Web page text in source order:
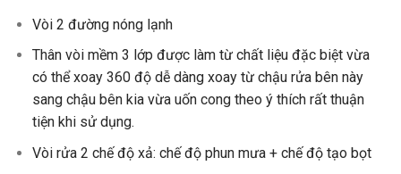
Vòi 2 đường nóng lạnh
Thân vòi mềm 3 lớp được làm từ chất liệu đặc biệt vừa
có thể xoay 360 độ dễ dàng xoay từ chậu rửa bên này
sang chậu bên kia vừa uốn cong theo ý thích rất thuận
tiện khi sử dụng.
Vòi rửa 2 chế độ xả: chế độ phun mưa + chế độ tạo bọt